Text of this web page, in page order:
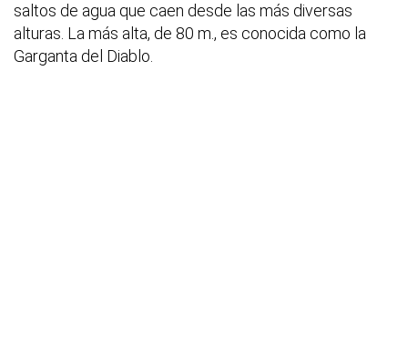
saltos de agua que caen desde las más diversas
alturas. La más alta, de 80 m., es conocida como la
Garganta del Diablo.